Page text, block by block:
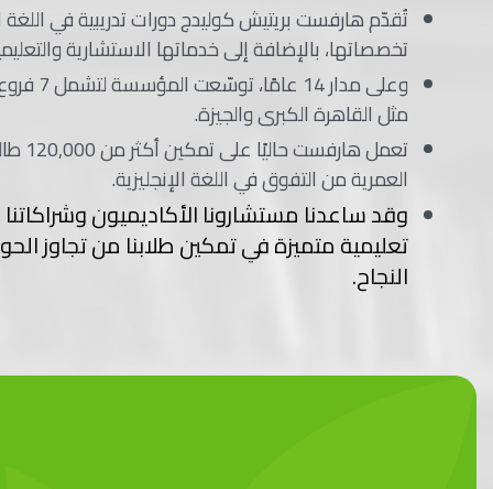
تُقدّم هارفست بريتيش كوليدج دورات تدريبية في اللغة
تخصصاتها، بالإضافة إلى خدماتها الاستشارية
وعلى
مثل القاهرة الكبرى والجيزة.
تعمل
العمرية من التفوق في اللغة الإنجليزية.
وقد ساعدنا مستشارونا الأكاديميون
تعليمية متميزة في تمكين طلابنا من تجاوز
النجاح.